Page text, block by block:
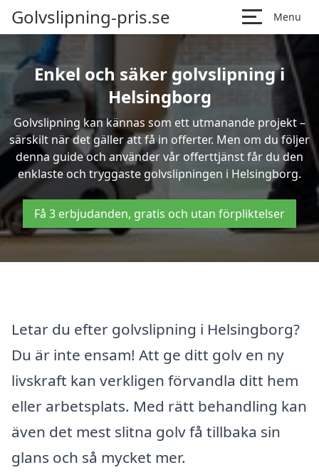
Golvslipning-pris.se Menu
Enkel och säker golvslipning i
Helsingborg
Golvslipning kan kännas som ett utmanande projekt –
särskilt när det gäller att få in offerter. Men om du följer
denna guide och använder vår offerttjänst får du den
enklaste och tryggaste golvslipningen i Helsingborg.
Få 3 erbjudanden, gratis och utan förpliktelser
Letar du efter golvslipning i Helsingborg?
Du är inte ensam! Att ge ditt golv en ny
livskraft kan verkligen förvandla ditt hem
eller arbetsplats. Med rätt behandling kan
även det mest slitna golv få tillbaka sin
glans och så mycket mer.